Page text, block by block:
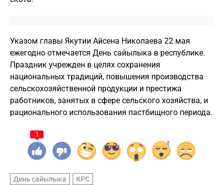
Указом главы Якутии Айсена Николаева 22 мая
ежегодно отмечается День сайылыка в республике.
Праздник учрежден в целях сохранения
национальных традиций, повышения производства
сельскохозяйственной продукции и престижа
работников, занятых в сфере сельского хозяйства, и
рационального использования пастбищного периода.
1
День сайылыка КРС